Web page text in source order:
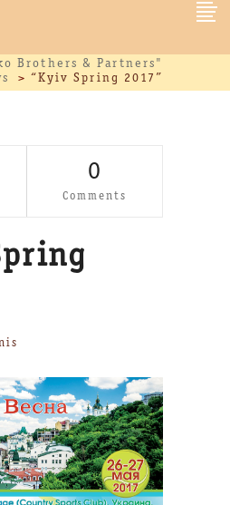
Brothers & Partners"
> “Kyiv Spring 2017”
0
Comments